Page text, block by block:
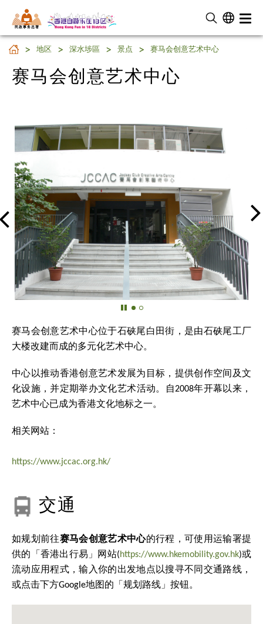
民 政 事 务 总 署
赛马会创意艺术中心
地区 深水埗區 景点 赛马会创意艺术中心
赛马会创意艺术中心
赛马会创意艺术中心位于石硖尾白田街，是由石硖尾工厂
大楼改建而成的多元化艺术中心。
中心以推动香港创意艺术发展为目标，提供创作空间及文
化设施，并定期举办文化艺术活动。自2008年开幕以来，
艺术中心已成为香港文化地标之一。
相关网站：
https://www.jccac.org.hk/
交通
如规划前往赛马会创意艺术中心的行程，可使用运输署提
供的「香港出行易」网站(https://www.hkemobility.gov.hk)或
流动应用程式，输入你的出发地点以搜寻不同交通路线，
或点击下方Google地图的「规划路线」按钮。